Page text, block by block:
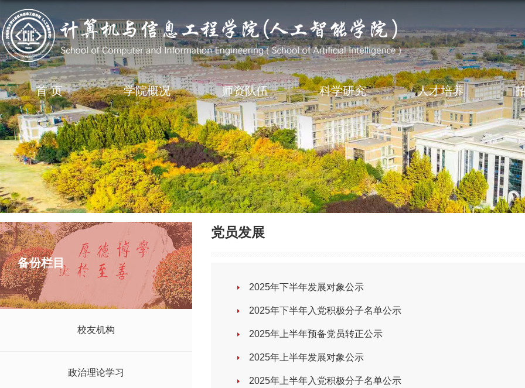
首 页 学院概况 师资队伍 科学研究 人才培养
备份栏目
校友机构
政治理论学习
党员发展
2025年下半年发展对象公示
2025年下半年入党积极分子名单公示
2025年上半年预备党员转正公示
2025年上半年发展对象公示
2025年上半年入党积极分子名单公示